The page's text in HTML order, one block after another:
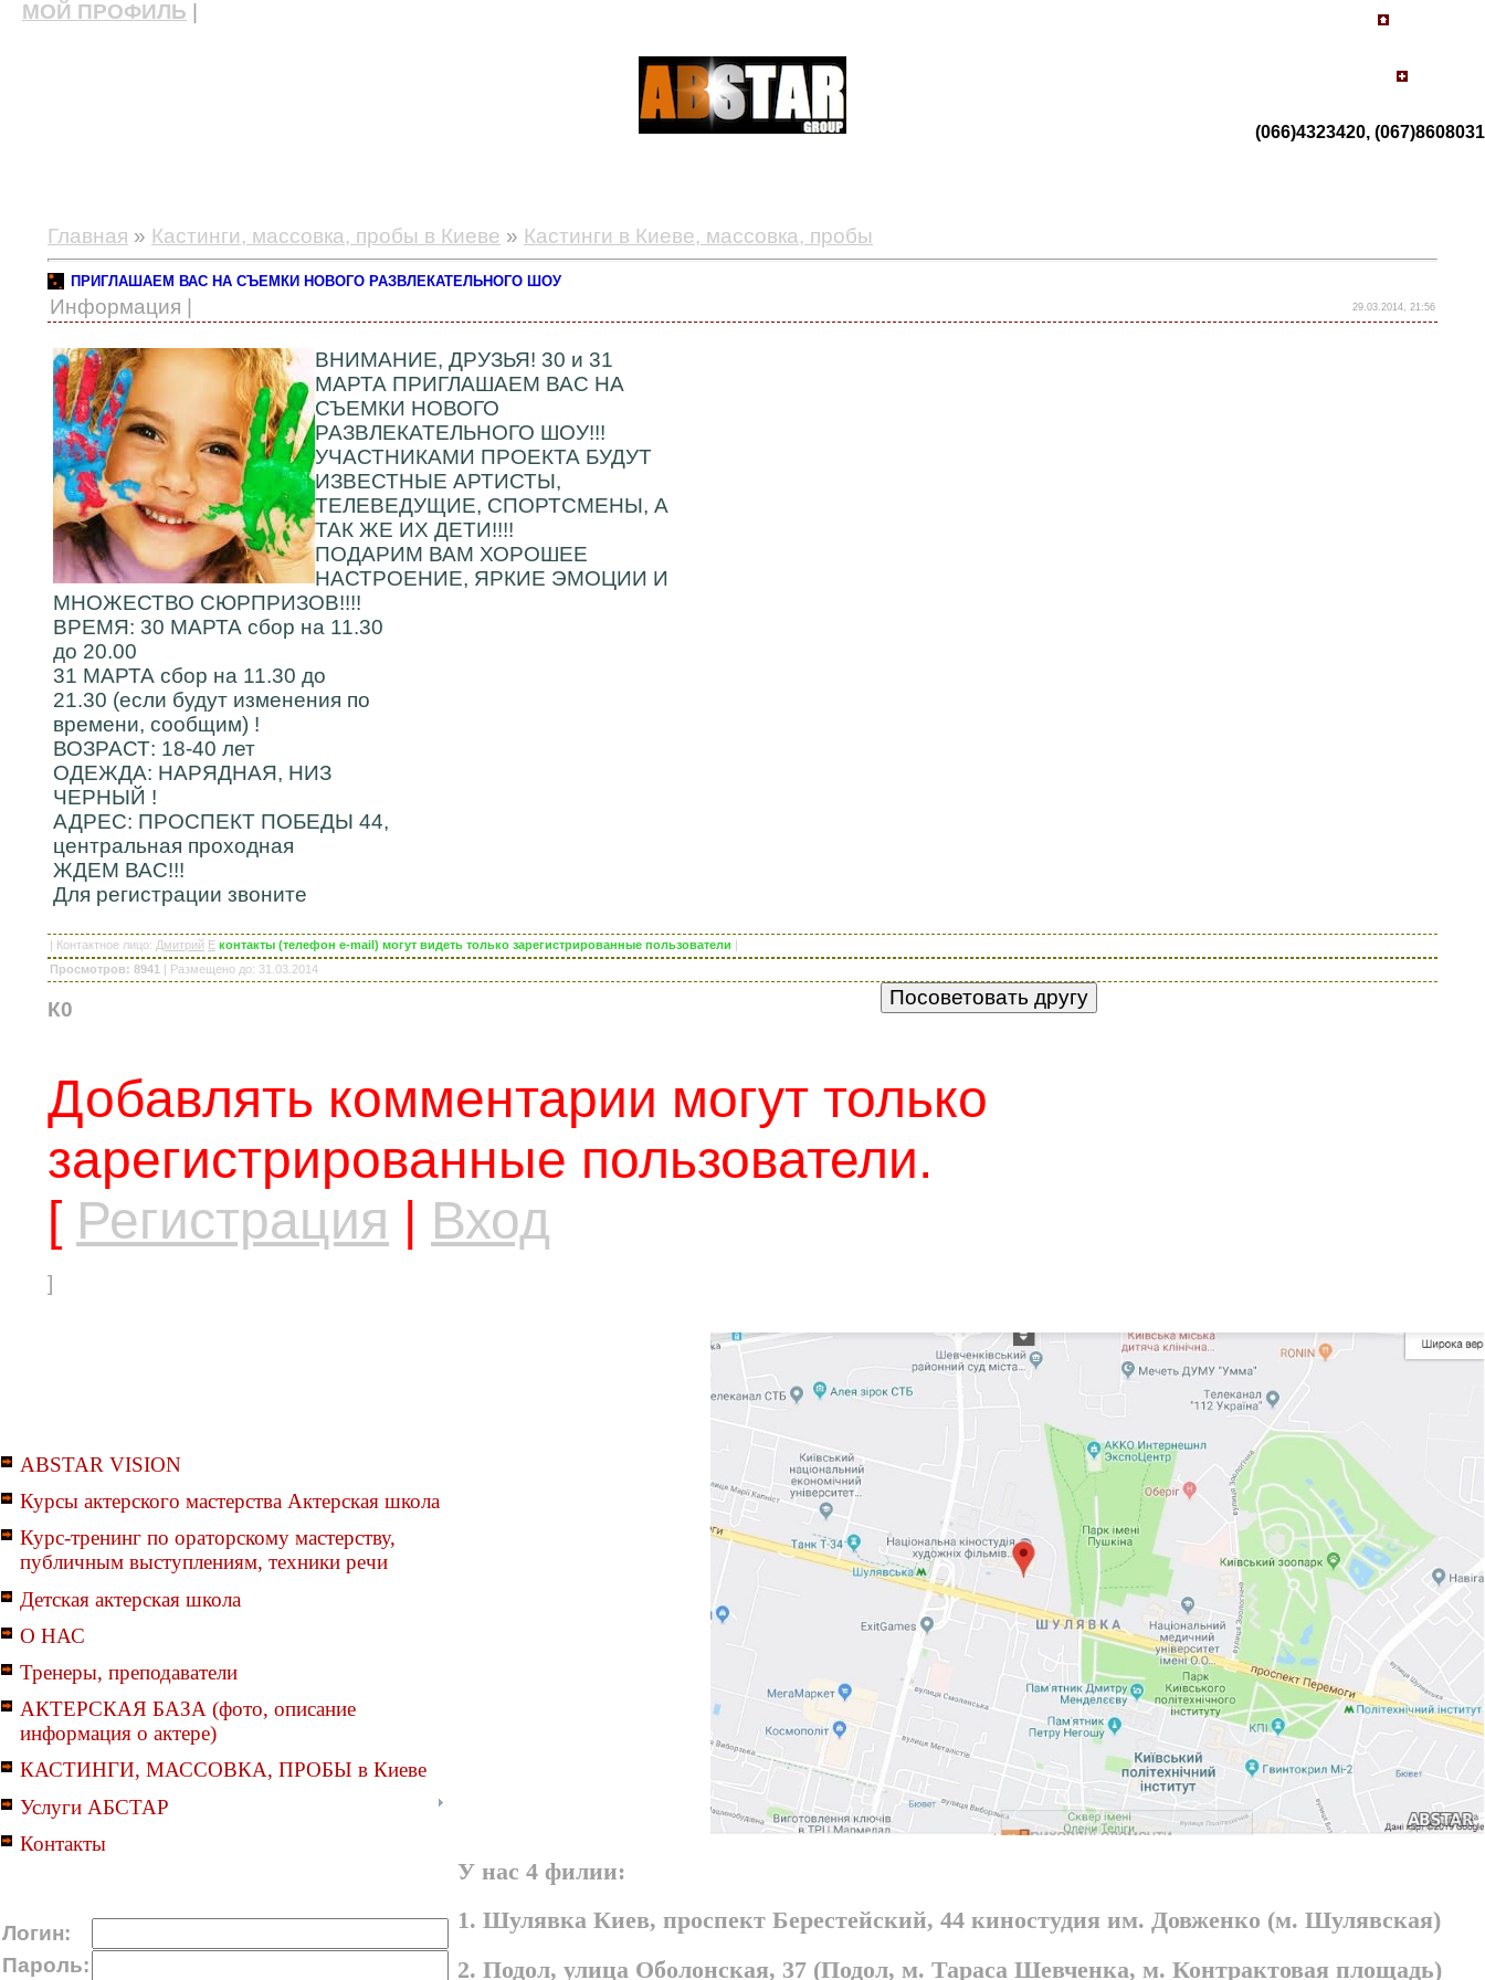
МОЙ ПРОФИЛЬ
(066)4323420, (067)8608031
Главная » Кастинги, массовка, пробы в Киеве » Кастинги в Киеве, массовка, пробы
ПРИГЛАШАЕМ ВАС НА СЪЕМКИ НОВОГО РАЗВЛЕКАТЕЛЬНОГО ШОУ
Информация | 29.03.2014, 21:56
ВНИМАНИЕ, ДРУЗЬЯ! 30 и 31
МАРТА ПРИГЛАШАЕМ ВАС НА
СЪЕМКИ НОВОГО
РАЗВЛЕКАТЕЛЬНОГО ШОУ!!!
УЧАСТНИКАМИ ПРОЕКТА БУДУТ
ИЗВЕСТНЫЕ АРТИСТЫ,
ТЕЛЕВЕДУЩИЕ, СПОРТСМЕНЫ, А
ТАК ЖЕ ИХ ДЕТИ!!!!
ПОДАРИМ ВАМ ХОРОШЕЕ
НАСТРОЕНИЕ, ЯРКИЕ ЭМОЦИИ И
МНОЖЕСТВО СЮРПРИЗОВ!!!!
ВРЕМЯ: 30 МАРТА сбор на 11.30
до 20.00
31 МАРТА сбор на 11.30 до
21.30 (если будут изменения по
времени, сообщим) !
ВОЗРАСТ: 18-40 лет
ОДЕЖДА: НАРЯДНАЯ, НИЗ
ЧЕРНЫЙ !
АДРЕС: ПРОСПЕКТ ПОБЕДЫ 44,
центральная проходная
ЖДЕМ ВАС!!!
Для регистрации звоните
| Контактное лицо: Дмитрий E контакты (телефон e-mail) могут видеть только зарегистрированные пользователи |
Просмотров: 8941 | Размещено до: 31.03.2014
К0
Добавлять комментарии могут только
зарегистрированные пользователи.
[ Регистрация Вход
]
ABSTAR VISION
Курсы актерского мастерства Актерская школа
Курс-тренинг по ораторскому мастерству,
публичным выступлениям, техники речи
Детская актерская школа
О НАС
Тренеры, преподаватели
АКТЕРСКАЯ БАЗА (фото, описание
информация о актере)
КАСТИНГИ, МАССОВКА, ПРОБЫ в Киеве
Услуги АБСТАР
Контакты
Логин:
Пароль:
У нас 4 филии:
1. Шулявка Киев, проспект Берестейский, 44 киностудия им. Довженко (м. Шулявская)
2. Подол, улица Оболонская, 37 (Подол, м. Тараса Шевченка, м. Контрактовая площадь)